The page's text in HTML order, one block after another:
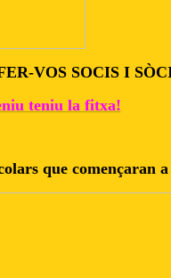
VOS SOCIS I
teniu la fitxa!
que començaran